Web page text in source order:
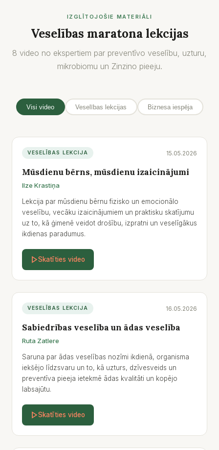
IZGLĪTOJOŠIE MATERIĀLI
Veselības maratona lekcijas
8 video no ekspertiem par preventīvo veselību, uzturu,
mikrobiomu un Zinzino pieeju.
Visi video Veselības lekcijas Biznesa iespēja
VESELĪBAS LEKCIJA 15.05.2026
Mūsdienu bērns, mūsdienu izaicinājumi
Ilze Krastiņa
Lekcija par mūsdienu bērnu fizisko un emocionālo
veselību, vecāku izaicinājumiem un praktisku skatījumu
uz to, kā ģimenē veidot drošību, izpratni un veselīgākus
ikdienas paradumus.
Skatīties video
VESELĪBAS LEKCIJA 16.05.2026
Sabiedrības veselība un ādas veselība
Ruta Zatlere
Saruna par ādas veselības nozīmi ikdienā, organisma
iekšējo līdzsvaru un to, kā uzturs, dzīvesveids un
preventīva pieeja ietekmē ādas kvalitāti un kopējo
labsajūtu.
Skatīties video